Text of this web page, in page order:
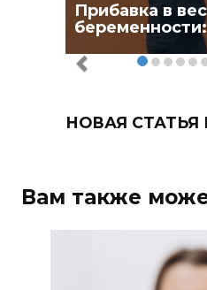
Прибавка в
НОВАЯ СТАТЬЯ
Вам также